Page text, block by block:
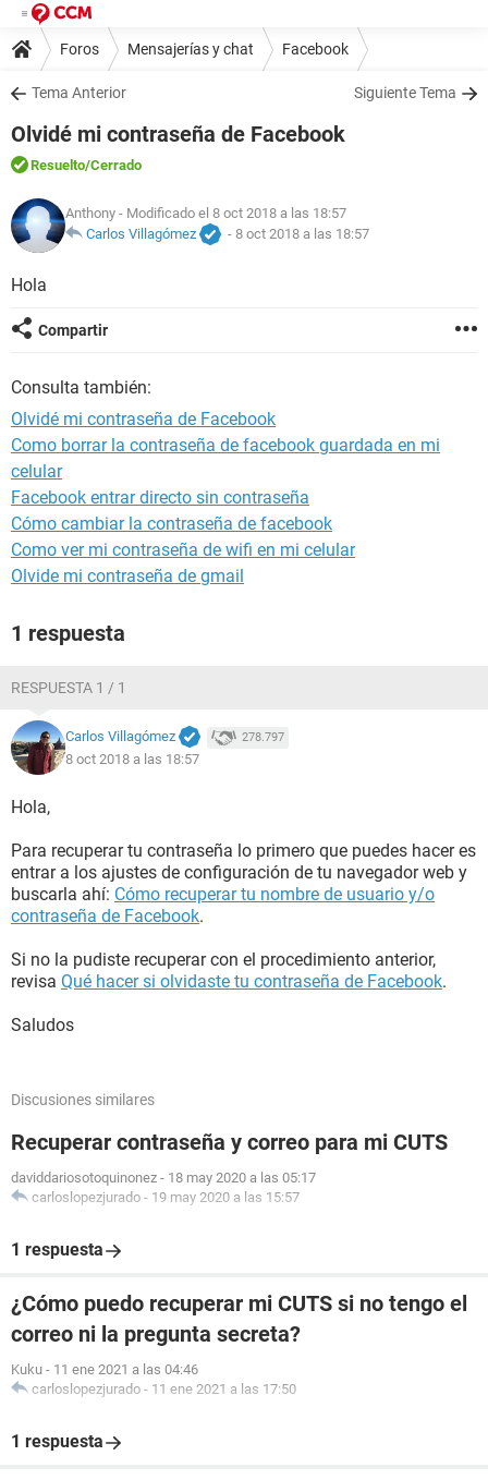
Foros Mensajerías y chat Facebook
Tema Anterior Siguiente Tema
Olvidé mi contraseña de Facebook
Resuelto/Cerrado
Anthony - Modificado el 8 oct 2018 a las 18:57
Carlos Villagómez
- 8 oct 2018 a las 18:57
Hola
Compartir
Consulta también:
Olvidé mi contraseña de Facebook
Como borrar la contraseña de facebook guardada en mi
celular
Facebook entrar directo sin contraseña
Cómo cambiar la contraseña de facebook
Como ver mi contraseña de wifi en mi celular
Olvide mi contraseña de gmail
1 respuesta
RESPUESTA 1 / 1
Carlos Villagómez 278.797
8 oct 2018 a las 18:57
Hola,
Para recuperar tu contraseña lo primero que puedes hacer es
entrar a los ajustes de configuración de tu navegador web y
buscarla ahí: Cómo recuperar tu nombre de usuario y/o
contraseña de Facebook.
Si no la pudiste recuperar con el procedimiento anterior,
revisa Qué hacer si olvidaste tu contraseña de Facebook.
Saludos
Discusiones similares
Recuperar contraseña y correo para mi CUTS
daviddariosotoquinonez - 18 may 2020 a las 05:17
carloslopezjurado - 19 may 2020 a las 15:57
1 respuesta
¿Cómo puedo recuperar mi CUTS si no tengo el
correo ni la pregunta secreta?
Kuku - 11 ene 2021 a las 04:46
carloslopezjurado - 11 ene 2021 a las 17:50
1 respuesta